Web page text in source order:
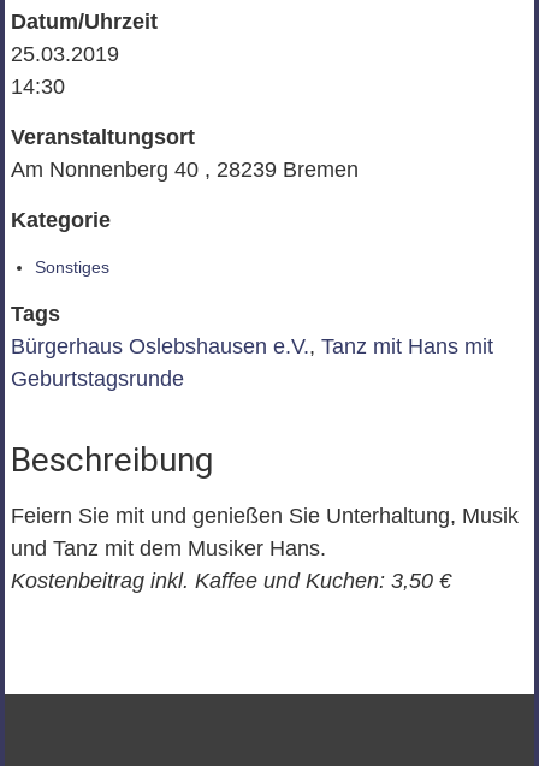
Datum/Uhrzeit
25.03.2019
14:30
Veranstaltungsort
Am Nonnenberg 40 , 28239 Bremen
Kategorie
Sonstiges
Tags
Bürgerhaus Oslebshausen e.V., Tanz mit Hans mit
Geburtstagsrunde
Beschreibung
Feiern Sie mit und genießen Sie Unterhaltung, Musik
und Tanz mit dem Musiker Hans.
Kostenbeitrag inkl. Kaffee und Kuchen: 3,50 €